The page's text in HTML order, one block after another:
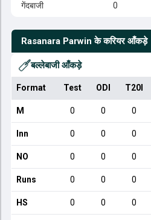
गेंदबाजी 0
Rasanara Parwin के करियर आँकड़े
बल्लेबाजी आँकड़े
Format Test ODI T20I
M 0 0 0
Inn 0 0 0
NO 0 0 0
Runs 0 0 0
HS 0 0 0